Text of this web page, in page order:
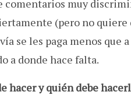
comentarios muy
(pero no quiere
se les paga menos que
a donde hace falta.
hacer y quién debe